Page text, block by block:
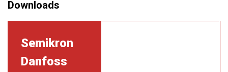
Semikron
Danfoss